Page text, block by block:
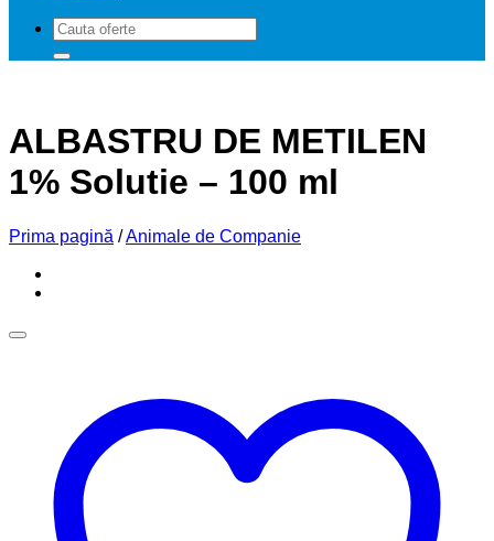
Caută
după:
ALBASTRU DE METILEN
1% Solutie – 100 ml
Prima pagină /Animale de Companie